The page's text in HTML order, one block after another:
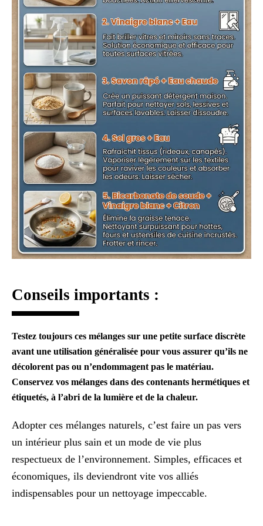
Conseils importants :
Testez toujours ces mélanges sur une petite surface discrète
avant une utilisation généralisée pour vous assurer qu’ils ne
décolorent pas ou n’endommagent pas le matériau.
Conservez vos mélanges dans des contenants hermétiques et
étiquetés, à l’abri de la lumière et de la chaleur.
Adopter ces mélanges naturels, c’est faire un pas vers
un intérieur plus sain et un mode de vie plus
respectueux de l’environnement. Simples, efficaces et
économiques, ils deviendront vite vos alliés
indispensables pour un nettoyage impeccable.